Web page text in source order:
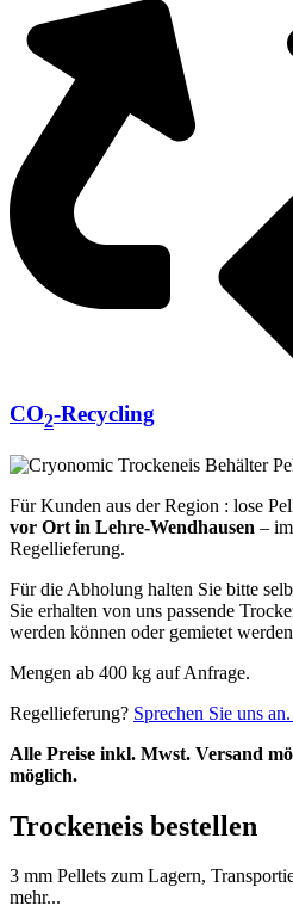
CO2-Recycling
Für Kunden aus der Region : lose
vor Ort in Lehre-Wendhausen –
Regellieferung.
Für die Abholung halten Sie bitte
Sie erhalten von uns passende
werden können oder gemietet
Mengen ab 400 kg auf Anfrage.
Regellieferung? Sprechen Sie uns an.
Alle Preise inkl. Mwst. Versand
möglich.
Trockeneis bestellen
3 mm Pellets zum Lagern,
mehr...